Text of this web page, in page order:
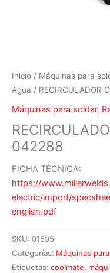
Inicio / Máquinas para
Agua / RECIRCULADOR
Máquinas para soldar,
042288
FICHA TÉCNICA:
https://
electric/import/
english.pdf
SKU: 01595
Categorías: Máquinas
Etiquetas: coolmate,